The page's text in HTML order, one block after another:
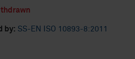
by: SS-EN ISO 10893-8:2011